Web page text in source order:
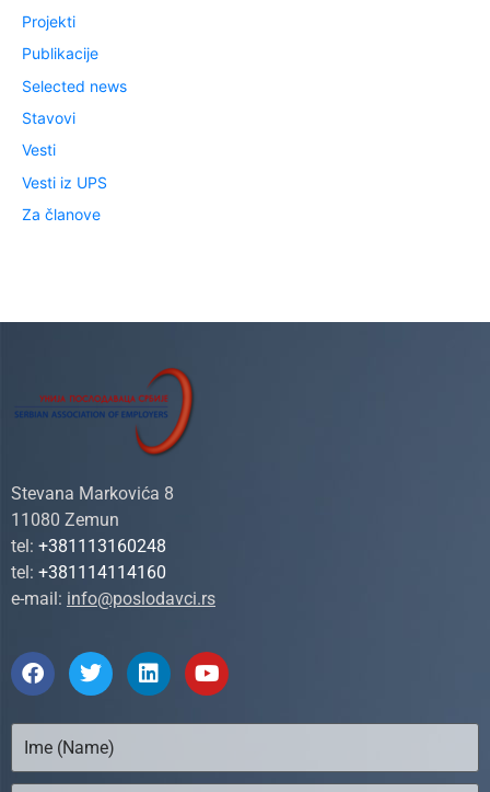
Projekti
Publikacije
Selected news
Stavovi
Vesti
Vesti iz UPS
Za članove
Stevana Markovića 8
11080 Zemun
tel: +381113160248
tel: +381114114160
e-mail: info@poslodavci.rs